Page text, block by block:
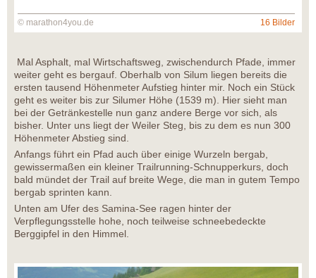
© marathon4you.de 16 Bilder
Mal Asphalt, mal Wirtschaftsweg, zwischendurch Pfade, immer
weiter geht es bergauf. Oberhalb von Silum liegen bereits die
ersten tausend Höhenmeter Aufstieg hinter mir. Noch ein Stück
geht es weiter bis zur Silumer Höhe (1539 m). Hier sieht man
bei der Getränkestelle nun ganz andere Berge vor sich, als
bisher. Unter uns liegt der Weiler Steg, bis zu dem es nun 300
Höhenmeter Abstieg sind.
Anfangs führt ein Pfad auch über einige Wurzeln bergab,
gewissermaßen ein kleiner Trailrunning-Schnupperkurs, doch
bald mündet der Trail auf breite Wege, die man in gutem Tempo
bergab sprinten kann.
Unten am Ufer des Samina-See ragen hinter der
Verpflegungsstelle hohe, noch teilweise schneebedeckte
Berggipfel in den Himmel.